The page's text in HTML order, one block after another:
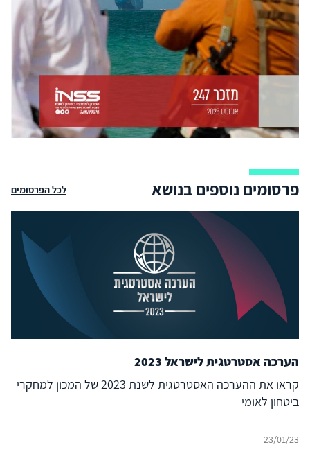
פרסומים נוספים בנושא לכל הפרסומים
הערכה אסטרטגית לישראל 2023
קראו את ההערכה האסטרטגית לשנת 2023 של המכון למחקרי
ביטחון לאומי
23/01/23